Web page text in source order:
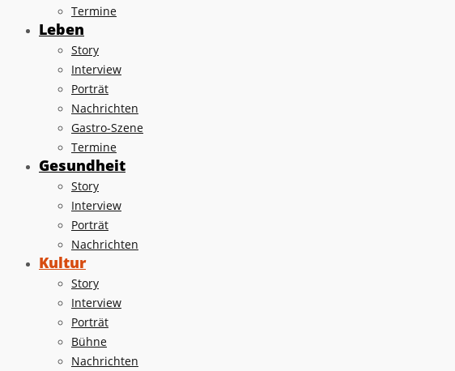
Termine
Leben
Story
Interview
Porträt
Nachrichten
Gastro-Szene
Termine
Gesundheit
Story
Interview
Porträt
Nachrichten
Kultur
Story
Interview
Porträt
Bühne
Nachrichten